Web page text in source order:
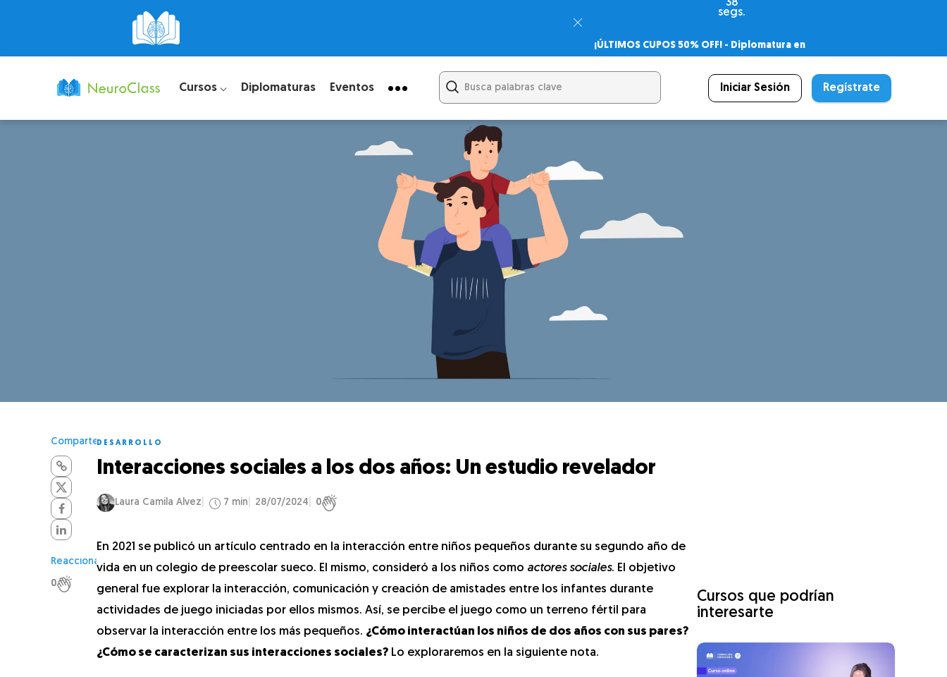
36
segs.
¡ÚLTIMOS CUPOS 50% OFF! - Diplomatura en
– Certificado Universitario
Cursos ⌵ Diplomaturas Eventos Iniciar Sesión Regístrate
Comparte
Reacciona
0
DESARROLLO
Interacciones sociales a los dos años: Un estudio revelador
Laura Camila Alvez 7 min 28/07/2024 0
En 2021 se publicó un artículo centrado en la interacción entre niños pequeños durante su segundo año de
vida en un colegio de preescolar sueco. El mismo, consideró a los niños como actores sociales. El objetivo
general fue explorar la interacción, comunicación y creación de amistades entre los infantes durante
actividades de juego iniciadas por ellos mismos. Así, se percibe el juego como un terreno fértil para
observar la interacción entre los más pequeños. ¿Cómo interactúan los niños de dos años con sus pares?
¿Cómo se caracterizan sus interacciones sociales? Lo exploraremos en la siguiente nota.
Cursos que podrían
interesarte